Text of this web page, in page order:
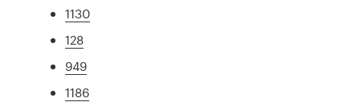
1130
128
949
1186